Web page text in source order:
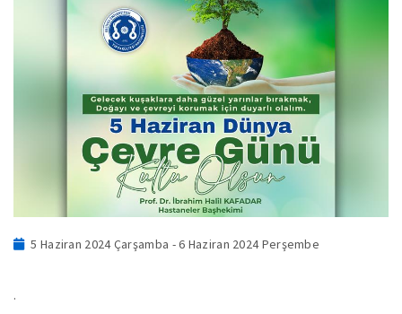
5 Haziran 2024 Çarşamba - 6 Haziran 2024 Perşembe
.